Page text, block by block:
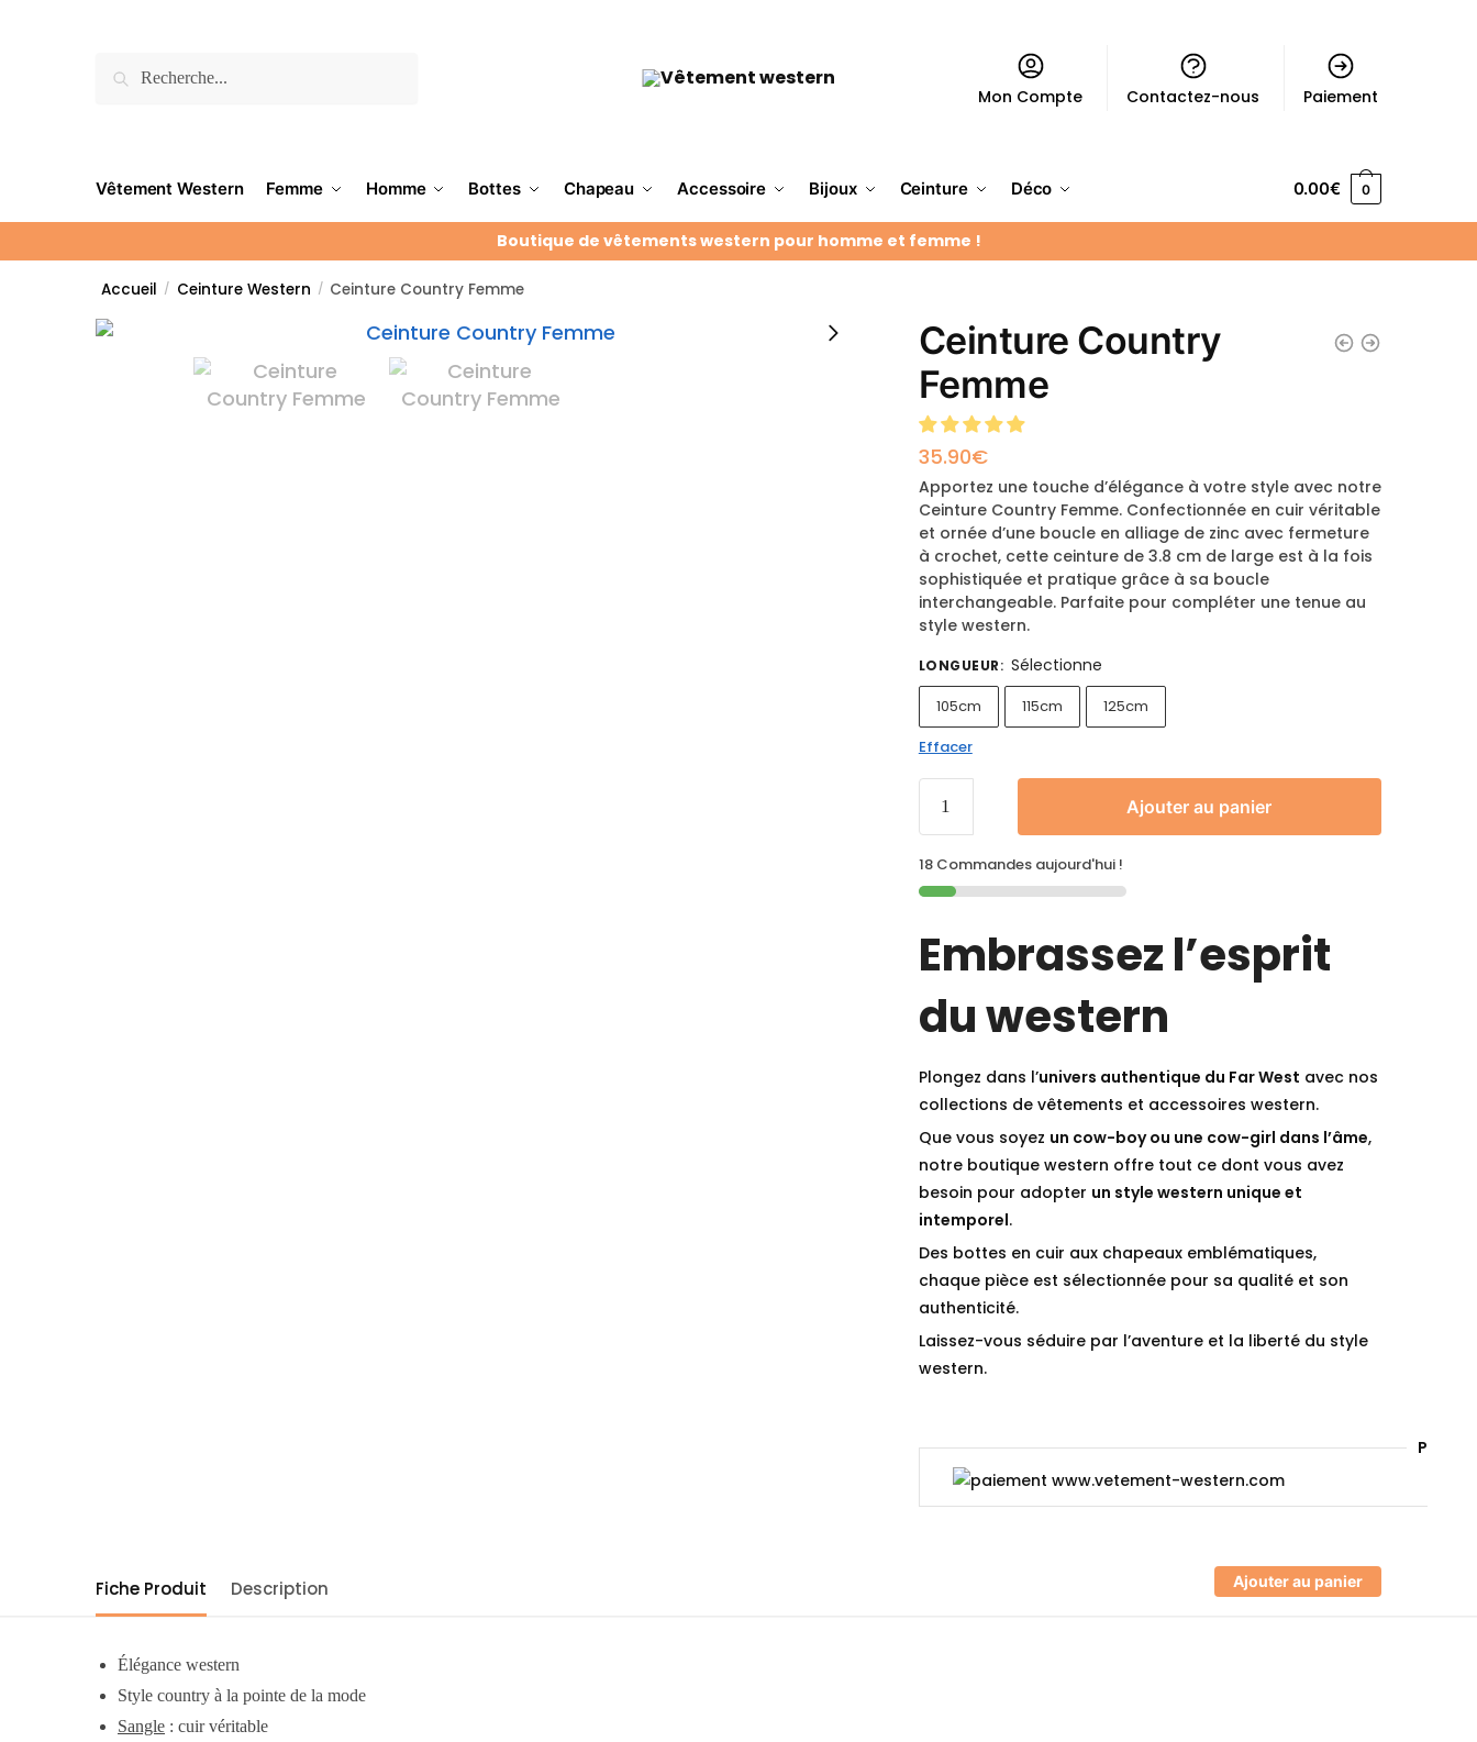
Mon Compte Contactez-nous Paiement
Vêtement Western Femme Homme Bottes Chapeau Accessoire Bijoux Ceinture Déco 0.00€ 0
Boutique de vêtements western pour homme et femme !
Accueil / Ceinture Western / Ceinture Country Femme
Ceinture Country
Femme
35.90€
Apportez une touche d’élégance à votre style avec notre
Ceinture Country Femme. Confectionnée en cuir véritable
et ornée d’une boucle en alliage de zinc avec fermeture
à crochet, cette ceinture de 3.8 cm de large est à la fois
sophistiquée et pratique grâce à sa boucle
interchangeable. Parfaite pour compléter une tenue au
style western.
LONGUEUR: Sélectionne
105cm 115cm
125cm
Effacer
Ajouter au panier
18 Commandes aujourd'hui !
Embrassez l’esprit
du western
Plongez dans l’univers authentique du Far West avec nos
collections de vêtements et accessoires western.
Que vous soyez un cow-boy ou une cow-girl dans l’âme,
notre boutique western offre tout ce dont vous avez
besoin pour adopter un style western unique et
intemporel.
Des bottes en cuir aux chapeaux emblématiques,
chaque pièce est sélectionnée pour sa qualité et son
authenticité.
Laissez-vous séduire par l’aventure et la liberté du style
western.
Fiche Produit Description Ajouter au panier
Élégance western
Style country à la pointe de la mode
Sangle : cuir véritable